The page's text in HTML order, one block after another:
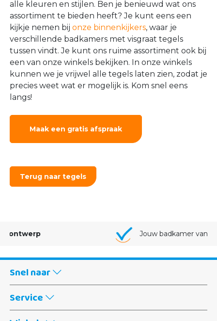
model in een neutrale kleur en bekleed een
(deel) van de wanden hiermee. Zo is het een
subtiele toevoeging en gaat de rustige look niet
verloren.
Je kunt aan jouw landelijke badkamer
Denk bijvoorbeeld aan houtlook tegels, waarmee
je de natuurlijke uitstraling versterkt of kies voor